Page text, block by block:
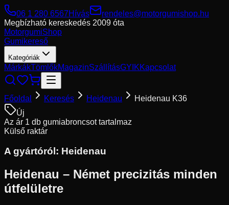
06 1 280 6567Hívás
rendeles@motorgumishop.hu
Megbízható kereskedés 2009 óta
MotorgumiShop
Gumikereső
Kategóriák
MárkákTömlőkMagazinSzállításGYIKKapcsolat
Főoldal Keresés Heidenau
Heidenau K36
Új
Az ár 1 db gumiabroncsot tartalmaz
Külső raktár
A gyártóról: Heidenau
Heidenau – Német precizitás minden
útfelületre